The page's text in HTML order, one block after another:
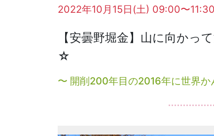
2022年10月15日(土) 09:00〜11:30
【安曇野堀金】山に向かっ
☆
〜 開削200年目の2016年に世界